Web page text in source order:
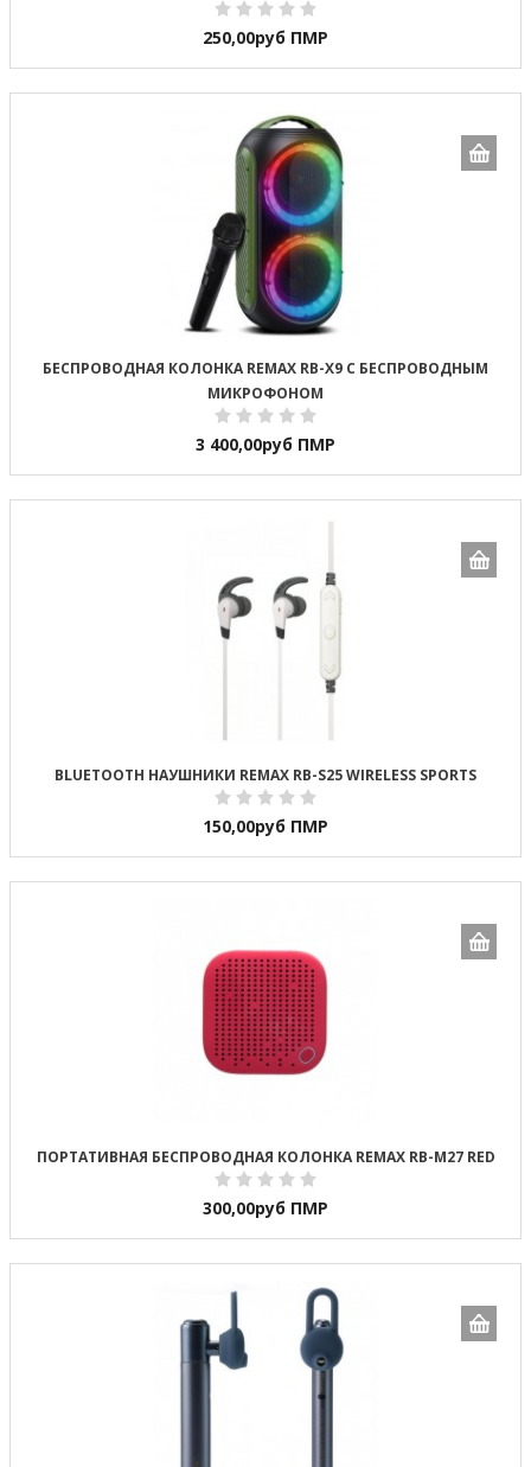
250,00руб ПМР
БЕСПРОВОДНАЯ КОЛОНКА REMAX RB-X9 С БЕСПРОВОДНЫМ
МИКРОФОНОМ
3 400,00руб ПМР
BLUETOOTH НАУШНИКИ REMAX RB-S25 WIRELESS SPORTS
150,00руб ПМР
ПОРТАТИВНАЯ БЕСПРОВОДНАЯ КОЛОНКА REMAX RB-M27 RED
300,00руб ПМР